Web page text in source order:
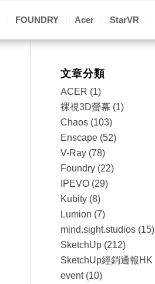
FOUNDRY Acer StarVR
文章分類
ACER (1)
裸視3D螢幕 (1)
Chaos (103)
Enscape (52)
V-Ray (78)
Foundry (22)
IPEVO (29)
Kubity (8)
Lumion (7)
mind.sight.studios (15)
SketchUp (212)
SketchUp經銷通報HK
event(10)